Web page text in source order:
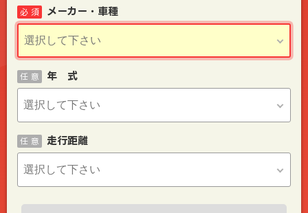
メーカー・車種
必 須
年 式
任 意
走行距離
任 意